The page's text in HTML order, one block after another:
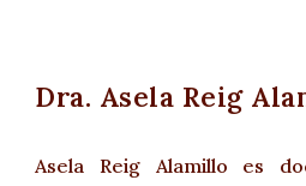
Dra. Asela Reig
Asela Reig Alamillo es